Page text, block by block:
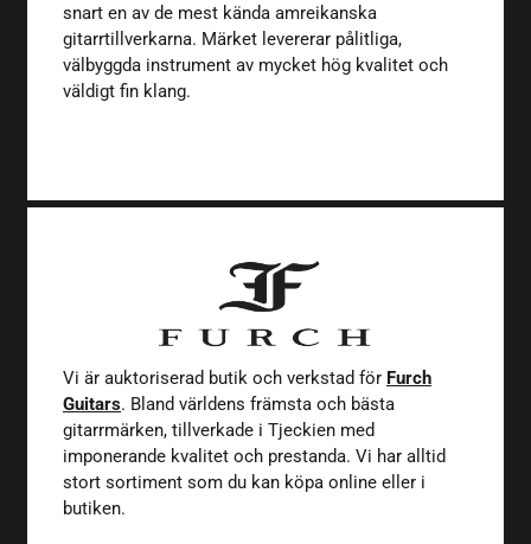
snart en av de mest kända amreikanska
gitarrtillverkarna. Märket levererar pålitliga,
välbyggda instrument av mycket hög kvalitet och
väldigt fin klang.
Vi är auktoriserad butik och verkstad för Furch
Guitars. Bland världens främsta och bästa
gitarrmärken, tillverkade i Tjeckien med
imponerande kvalitet och prestanda. Vi har alltid
stort sortiment som du kan köpa online eller i
butiken.